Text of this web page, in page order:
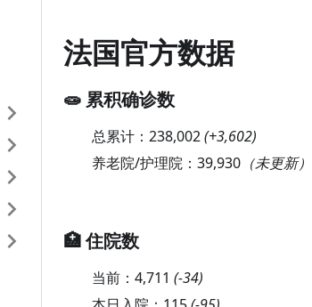
法国官方数据
🧫 累积确诊数
总累计： 238,002(+3,602)
养老院/护理院： 39,930 （未更新）
🏥 住院数
当前： 4,711 (-34)